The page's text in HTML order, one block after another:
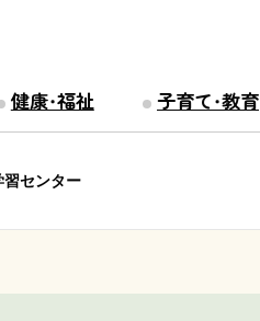
健康・福祉 子育て・教育
習センター